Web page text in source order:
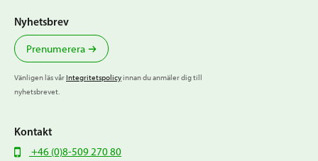
Nyhetsbrev
Prenumerera
Vänligen läs vårIntegritetspolicyinnan du anmäler dig till
nyhetsbrevet.
Kontakt
+46 (0)8-509 270 80